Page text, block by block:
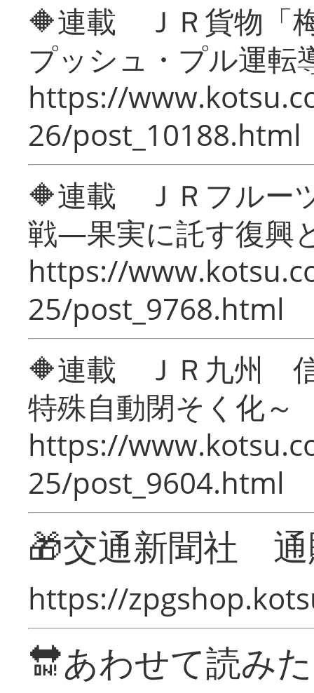
🔶連載 ＪＲ貨物「
プッシュ・プル運転
https://
26/post_10188.html
🔶連載 ＪＲフルー
戦―果実に託す復興
https://
25/post_9768.html
🔶連載 ＪＲ九州 信
特殊自動閉そく化～
https://
25/post_9604.html
🎁交通新聞社
https://
🔛あわせて読み